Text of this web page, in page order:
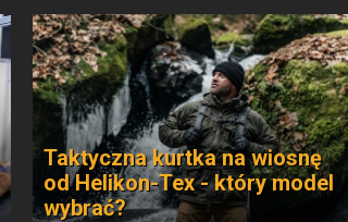
Taktyczna kurtka na wiosnę
od Helikon-Tex - który model
wybrać?